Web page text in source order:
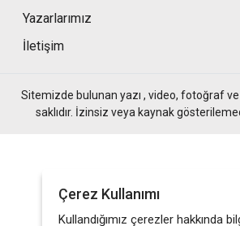
Yazarlarımız
İletişim
Sitemizde bulunan yazı , video, fotoğraf
saklıdır. İzinsiz veya kaynak
Çerez Kullanımı
Kullandığımız çerezler hakkında